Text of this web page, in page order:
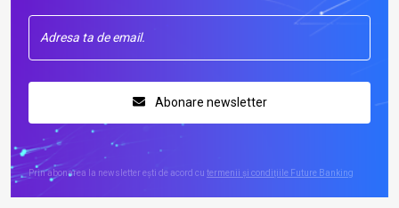
Abonare newsletter
Prin abonarea la newsletter ești de acord cu termenii și condițiile Future Banking